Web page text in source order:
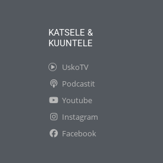
KATSELE &
KUUNTELE
UskoTV
Podcastit
Youtube
Instagram
Facebook